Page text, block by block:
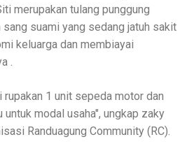
merupakan tulang punggung
sang suami yang sedang jatuh sakit
keluarga dan membiayai
.
1 unit sepeda motor dan
untuk modal usaha", ungkap zaky
Randuagung Community (RC).